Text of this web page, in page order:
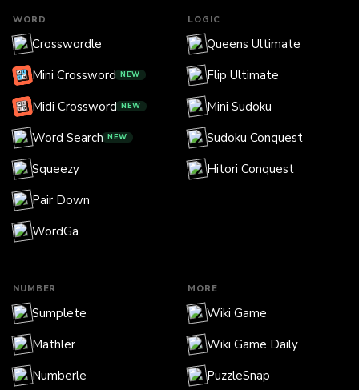
WORD
Crosswordle
Mini Crossword NEW
Midi Crossword NEW
Word Search NEW
Squeezy
Pair Down
WordGa
LOGIC
Queens Ultimate
Flip Ultimate
Mini Sudoku
Sudoku Conquest
Hitori Conquest
NUMBER
Sumplete
Mathler
Numberle
MORE
Wiki Game
Wiki Game Daily
PuzzleSnap